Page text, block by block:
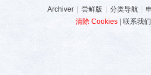
Archiver 尝鲜版 分类导航
清除 Cookies
联系我们